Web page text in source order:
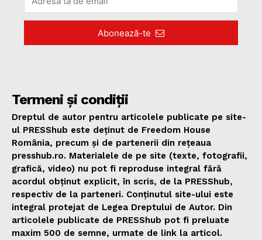
Abonează-te
Termeni și condiții
Dreptul de autor pentru articolele publicate pe site-
ul PRESShub este deținut de Freedom House
România, precum și de partenerii din rețeaua
presshub.ro. Materialele de pe site (texte, fotografii,
grafică, video) nu pot fi reproduse integral fără
acordul obținut explicit, în scris, de la PRESShub,
respectiv de la parteneri. Conținutul site-ului este
integral protejat de Legea Dreptului de Autor. Din
articolele publicate de PRESShub pot fi preluate
maxim 500 de semne, urmate de link la articol.